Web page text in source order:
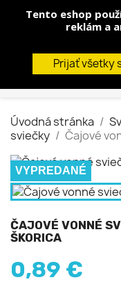
Tento eshop
reklám a
Prijať všetky
search
Úvodná stránka
sviečky
Čajové
VYPREDANÉ
ČAJOVÉ VONNÉ
ŠKORICA
0,89 €